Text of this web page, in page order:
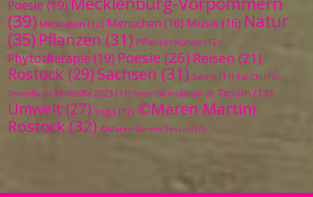
Poesie (19)
(39) Meditation (12) Menschen (16) Musik(16) Natur
(35) Pflanzen (31) Pflanzenkunde (12)
Phytotherapie (19) Poesie (26) Reisen (21)
Rostock (29) Sachsen (31) Seele (11) Tai Chi (10)
Teneriffa (9) Teneriffa 2023 (11) Teneriffa im Januar (9) Tessin (15)
Umwelt (27) Yoga (12) ©Maren Martini
Rostock (32) ©Maren Martini Tessin (10)